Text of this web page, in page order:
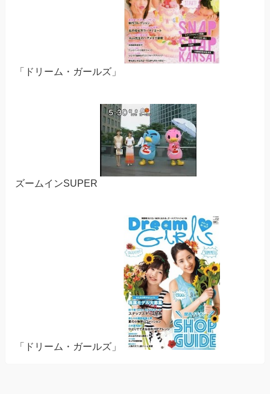
「ドリーム・ガールズ」
ズームインSUPER
「ドリーム・ガールズ」